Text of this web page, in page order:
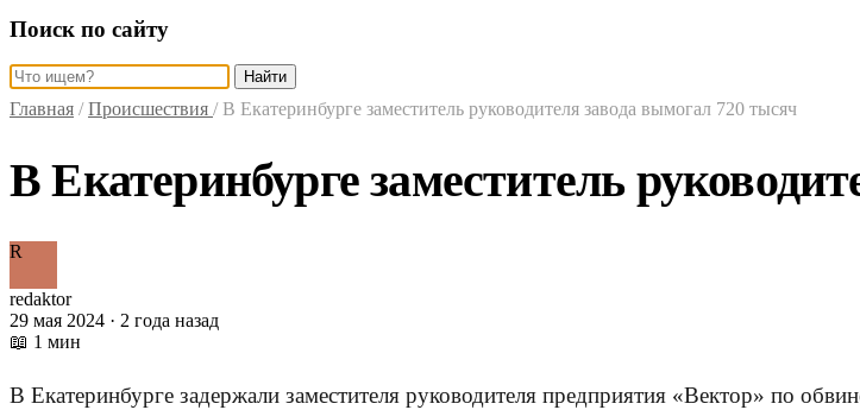
Поиск по сайту
Найти
Главная / Происшествия / В Екатеринбурге заместитель руководителя завода вымогал 720 тысяч
В Екатеринбурге заместитель
R
redaktor
29 мая 2024 · 2 года назад
📖 1 мин
В Екатеринбурге задержали заместителя руководителя предприятия «Вектор» по